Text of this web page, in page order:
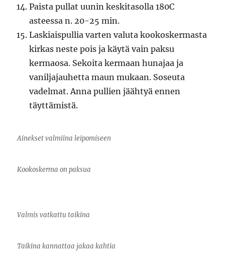
Paista pullat uunin keskitasolla 180C
asteessa n. 20-25 min.
Laskiaispullia varten valuta kookoskermasta
kirkas neste pois ja käytä vain paksu
kermaosa. Sekoita kermaan hunajaa ja
vaniljajauhetta maun mukaan. Soseuta
vadelmat. Anna pullien jäähtyä ennen
täyttämistä.
Ainekset valmiina leipomiseen
Kookoskerma on paksua
Valmis vatkattu taikina
Taikina kannattaa jakaa kahtia